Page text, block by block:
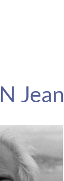
Jean